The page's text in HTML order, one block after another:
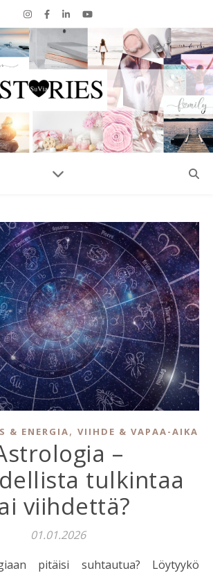
& ENERGIA, VIIHDE & VAPAA-AIKA
–
tulkintaa
viihdettä?
01.01.2026